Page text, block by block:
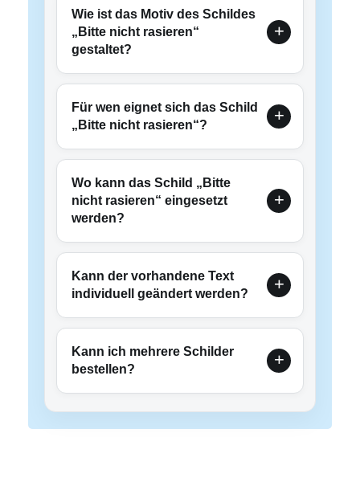
Wie ist das Motiv des Schildes
„Bitte nicht rasieren“
gestaltet?
Für wen eignet sich das Schild
„Bitte nicht rasieren“?
Wo kann das Schild „Bitte
nicht rasieren“ eingesetzt
werden?
Kann der vorhandene Text
individuell geändert werden?
Kann ich mehrere Schilder
bestellen?